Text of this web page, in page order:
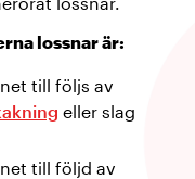
lossnar är:
till följs av
eller slag
till följd av